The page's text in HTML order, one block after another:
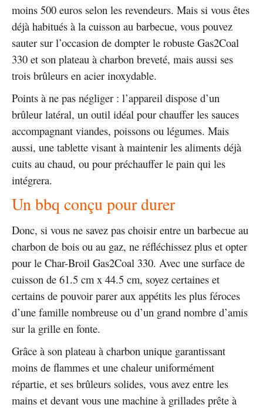
moins 500 euros selon les revendeurs. Mais si vous êtes
déjà habitués à la cuisson au barbecue, vous pouvez
sauter sur l’occasion de dompter le robuste Gas2Coal
330 et son plateau à charbon breveté, mais aussi ses
trois brûleurs en acier inoxydable.
Points à ne pas négliger : l’appareil dispose d’un
brûleur latéral, un outil idéal pour chauffer les sauces
accompagnant viandes, poissons ou légumes. Mais
aussi, une tablette visant à maintenir les aliments déjà
cuits au chaud, ou pour préchauffer le pain qui les
intégrera.
Un bbq conçu pour durer
Donc, si vous ne savez pas choisir entre un barbecue au
charbon de bois ou au gaz, ne réfléchissez plus et opter
pour le Char-Broil Gas2Coal 330. Avec une surface de
cuisson de 61.5 cm x 44.5 cm, soyez certaines et
certains de pouvoir parer aux appétits les plus féroces
d’une famille nombreuse ou d’un grand nombre d’amis
sur la grille en fonte.
Grâce à son plateau à charbon unique garantissant
moins de flammes et une chaleur uniformément
répartie, et ses brûleurs solides, vous avez entre les
mains et devant vous une machine à grillades prête à